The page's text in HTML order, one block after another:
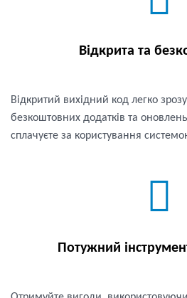
Відкрита та
Відкритий вихідний код легко
безкоштовних додатків та
сплачуєте за користування
Потужний